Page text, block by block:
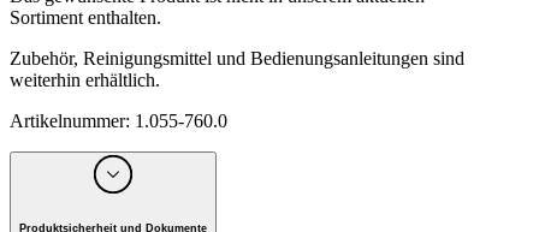
Sortiment enthalten.
Zubehör, Reinigungsmittel und Bedienungsanleitungen sind
weiterhin erhältlich.
Artikelnummer: 1.055-760.0
Produktsicherheit und Dokumente